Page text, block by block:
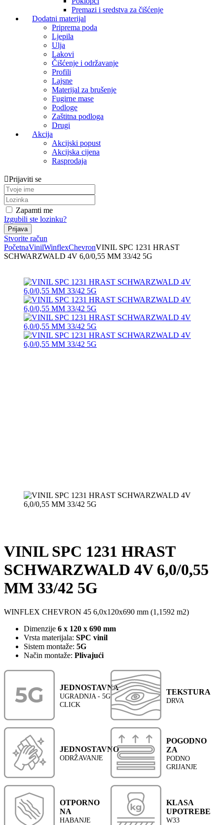
Premazi i sredstva za čišćenje
Dodatni materijal
Priprema poda
Ljepila
Ulja
Lakovi
Čišćenje i održavanje
Profili
Lajsne
Materijal za brušenje
Fugirne mase
Podloge
Zaštitna podloga
Drugi
Akcija
Akcijski popust
Akcijska cijena
Rasprodaja
Prijaviti se
Zapamti me
Izgubili ste lozinku?
Stvorite račun
PočetnaVinilWinflexChevronVINIL SPC 1231 HRAST
SCHWARZWALD 4V 6,0/0,55 MM 33/42 5G
VINIL SPC 1231 HRAST
SCHWARZWALD 4V 6,0/0,55
MM 33/42 5G
WINFLEX CHEVRON 45 6,0x120x690 mm (1,1592 m2)
Dimenzije 6 x 120 x 690 mm
Vrsta materijala: SPC vinil
Sistem montaže: 5G
Način montaže: Plivajući
JEDNOSTAVNA
UGRADNJA - 5G
CLICK
TEKSTURA
DRVA
JEDNOSTAVNO
ODRŽAVANJE
POGODNO
ZA
PODNO
GRIJANJE
OTPORNO
NA
HABANJE
KLASA
UPOTREBE
W33